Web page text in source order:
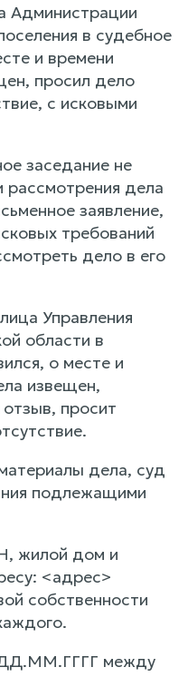
Администрации
в судебное
и времени
просил дело
с исковыми
заседание не
рассмотрения дела
заявление,
требований
дело в его
Управления
области в
о месте и
извещен,
просит
дела, суд
подлежащими
жилой дом и
<адрес>
собственности
ДД.ММ.ГГГГ между